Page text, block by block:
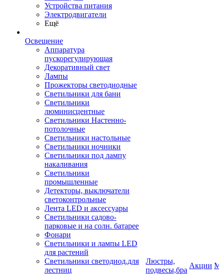
Устройства питания
Электродвигатели
Ещё
Освещение
Аппаратура
пускорегулирующая
Декоративный свет
Лампы
Прожекторы светодиодные
Светильники для бани
Светильники
люминисцентные
Светильники Настенно-
потолочные
Светильники настольные
Светильники ночники
Светильники под лампу
накаливания
Светильники
промышленные
Детекторы, выключатели
светоконтрольные
Лента LED и аксессуары
Светильники садово-
парковые и на солн. батарее
Фонари
Светильники и лампы LED
для растений
Светильники светодиод.для
лестниц
Люстры,
подвесы,бра
Акции